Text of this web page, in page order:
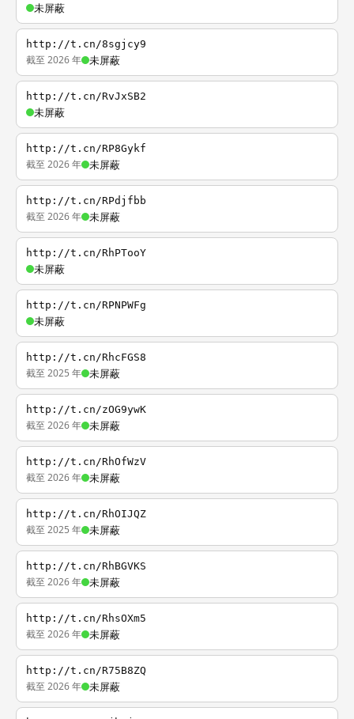
未屏蔽
http://t.cn/8sgjcy9
截至 2026 年 未屏蔽
http://t.cn/RvJxSB2
未屏蔽
http://t.cn/RP8Gykf
截至 2026 年 未屏蔽
http://t.cn/RPdjfbb
截至 2026 年 未屏蔽
http://t.cn/RhPTooY
未屏蔽
http://t.cn/RPNPWFg
未屏蔽
http://t.cn/RhcFGS8
截至 2025 年 未屏蔽
http://t.cn/zOG9ywK
截至 2026 年 未屏蔽
http://t.cn/RhOfWzV
截至 2026 年 未屏蔽
http://t.cn/RhOIJQZ
截至 2025 年 未屏蔽
http://t.cn/RhBGVKS
截至 2026 年 未屏蔽
http://t.cn/RhsOXm5
截至 2026 年 未屏蔽
http://t.cn/R75B8ZQ
截至 2026 年 未屏蔽